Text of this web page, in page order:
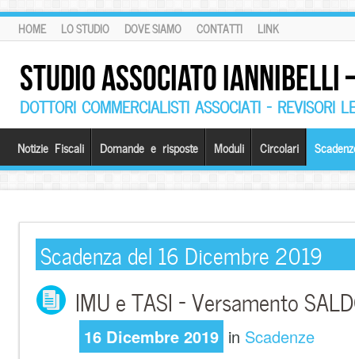
HOME LO STUDIO DOVE SIAMO CONTATTI LINK
STUDIO ASSOCIATO
DOTTORI COMMERCIALISTI ASSOCIATI – REVISORI
Notizie Fiscali Domande e risposte Moduli Circolari
Scadenza del 16 Dicembre 2019
IMU e TASI – Versamento
16 Dicembre 2019 in Scadenze